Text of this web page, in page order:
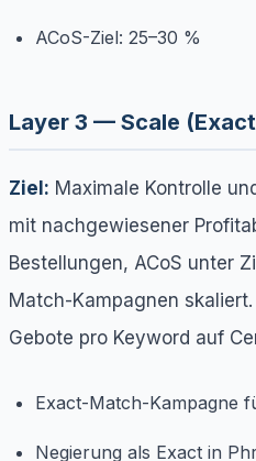
ACoS-Ziel: 25–30 %
Layer 3 — Scale
Ziel: Maximale Kontrolle
mit nachgewiesener
Bestellungen, ACoS unter
Match-Kampagnen
Gebote pro Keyword auf
Exact-Match-Kampagne
Negierung als Exact in